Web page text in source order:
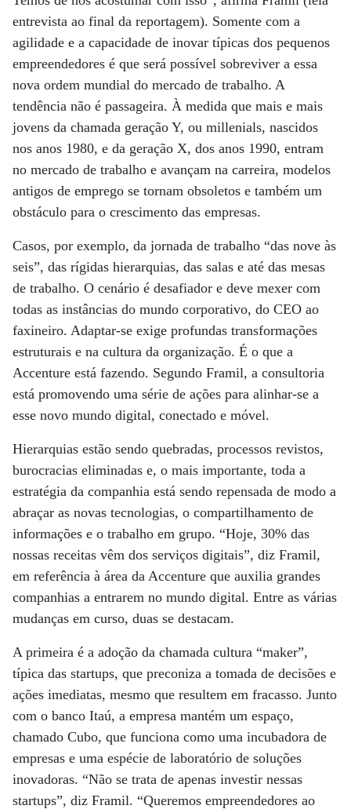
entrevista ao final da reportagem). Somente com a
agilidade e a capacidade de inovar típicas dos pequenos
empreendedores é que será possível sobreviver a essa
nova ordem mundial do mercado de trabalho. A
tendência não é passageira. À medida que mais e mais
jovens da chamada geração Y, ou millenials, nascidos
nos anos 1980, e da geração X, dos anos 1990, entram
no mercado de trabalho e avançam na carreira, modelos
antigos de emprego se tornam obsoletos e também um
obstáculo para o crescimento das empresas.
Casos, por exemplo, da jornada de trabalho “das nove às
seis”, das rígidas hierarquias, das salas e até das mesas
de trabalho. O cenário é desafiador e deve mexer com
todas as instâncias do mundo corporativo, do CEO ao
faxineiro. Adaptar-se exige profundas transformações
estruturais e na cultura da organização. É o que a
Accenture está fazendo. Segundo Framil, a consultoria
está promovendo uma série de ações para alinhar-se a
esse novo mundo digital, conectado e móvel.
Hierarquias estão sendo quebradas, processos revistos,
burocracias eliminadas e, o mais importante, toda a
estratégia da companhia está sendo repensada de modo a
abraçar as novas tecnologias, o compartilhamento de
informações e o trabalho em grupo. “Hoje, 30% das
nossas receitas vêm dos serviços digitais”, diz Framil,
em referência à área da Accenture que auxilia grandes
companhias a entrarem no mundo digital. Entre as várias
mudanças em curso, duas se destacam.
A primeira é a adoção da chamada cultura “maker”,
típica das startups, que preconiza a tomada de decisões e
ações imediatas, mesmo que resultem em fracasso. Junto
com o banco Itaú, a empresa mantém um espaço,
chamado Cubo, que funciona como uma incubadora de
empresas e uma espécie de laboratório de soluções
inovadoras. “Não se trata de apenas investir nessas
startups”, diz Framil. “Queremos empreendedores ao